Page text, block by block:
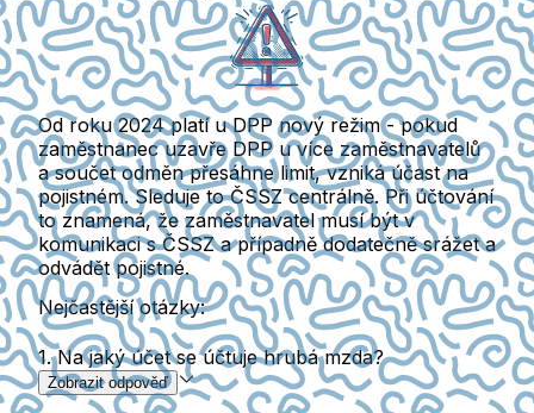
Od roku 2024 platí u DPP nový režim - pokud
zaměstnanec uzavře DPP u více zaměstnavatelů
a součet odměn přesáhne limit, vzniká účast na
pojistném. Sleduje to ČSSZ centrálně. Při účtování
to znamená, že zaměstnavatel musí být v
komunikaci s ČSSZ a případně dodatečně srážet a
odvádět pojistné.
Nejčastější otázky:
1. Na jaký účet se účtuje hrubá mzda?
Zobrazit odpověď